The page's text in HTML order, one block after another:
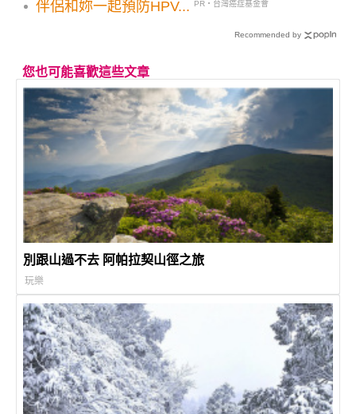
伴侶和妳一起預防HPV... PR・台灣癌症基金會
Recommended by
您也可能喜歡這些文章
別跟山過不去 阿帕拉契山徑之旅
玩樂